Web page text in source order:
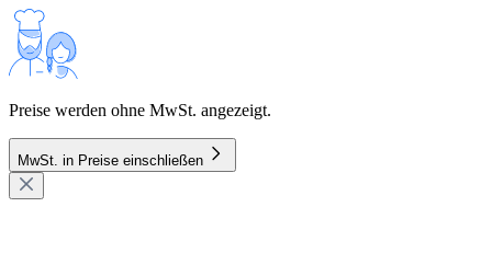
Preise werden ohne MwSt. angezeigt.
MwSt. in Preise einschließen